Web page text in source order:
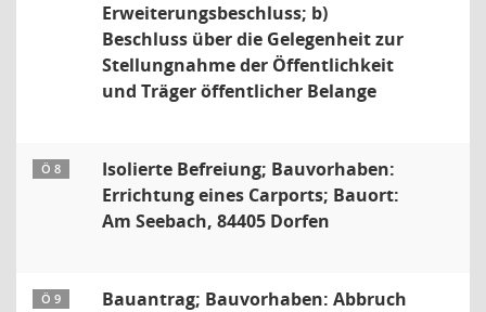
Erweiterungsbeschluss; b)
Beschluss über die Gelegenheit zur
Stellungnahme der Öffentlichkeit
und Träger öffentlicher Belange
Ö 8
Isolierte Befreiung; Bauvorhaben:
Errichtung eines Carports; Bauort:
Am Seebach, 84405 Dorfen
Ö 9
Bauantrag; Bauvorhaben: Abbruch